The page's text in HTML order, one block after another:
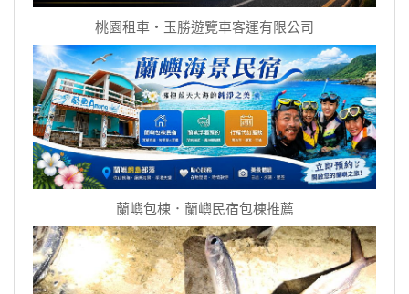
桃園租車‧玉勝遊覽車客運有限公司
蘭嶼包棟．蘭嶼民宿包棟推薦